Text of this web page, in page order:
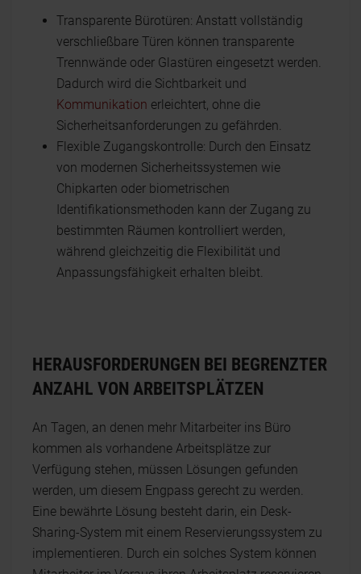
Transparente Bürotüren: Anstatt vollständig
verschließbare Türen können transparente
Trennwände oder Glastüren eingesetzt werden.
Dadurch wird die Sichtbarkeit und
Kommunikation erleichtert, ohne die
Sicherheitsanforderungen zu gefährden.
Flexible Zugangskontrolle: Durch den Einsatz
von modernen Sicherheitssystemen wie
Chipkarten oder biometrischen
Identifikationsmethoden kann der Zugang zu
bestimmten Räumen kontrolliert werden,
während gleichzeitig die Flexibilität und
Anpassungsfähigkeit erhalten bleibt.
HERAUSFORDERUNGEN BEI BEGRENZTER
ANZAHL VON ARBEITSPLÄTZEN
An Tagen, an denen mehr Mitarbeiter ins Büro
kommen als vorhandene Arbeitsplätze zur
Verfügung stehen, müssen Lösungen gefunden
werden, um diesem Engpass gerecht zu werden.
Eine bewährte Lösung besteht darin, ein Desk-
Sharing-System mit einem Reservierungssystem zu
implementieren. Durch ein solches System können